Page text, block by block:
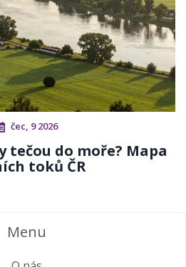
čec, 9 2026
tečou do moře? Mapa
toků ČR
Menu